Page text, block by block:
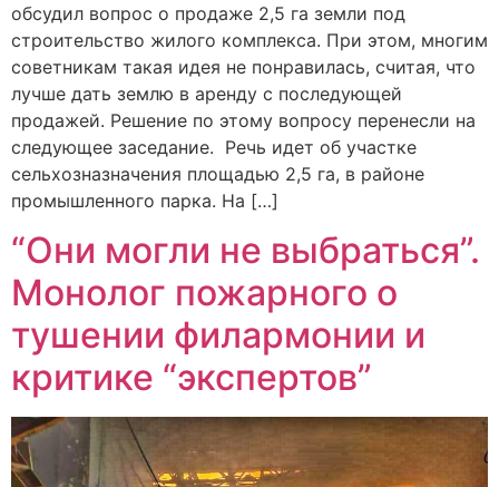
обсудил вопрос о продаже 2,5 га земли под
строительство жилого комплекса. При этом, многим
советникам такая идея не понравилась, считая, что
лучше дать землю в аренду с последующей
продажей. Решение по этому вопросу перенесли на
следующее заседание. Речь идет об участке
сельхозназначения площадью 2,5 га, в районе
промышленного парка. На […]
“Они могли не выбраться”.
Монолог пожарного о
тушении филармонии и
критике “экспертов”